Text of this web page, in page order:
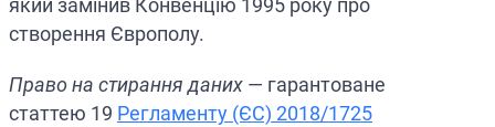
який замінив Конвенцію 1995 року про
створення Європолу.
Право на стирання даних — гарантоване
статтею 19 Регламенту (ЄС) 2018/1725